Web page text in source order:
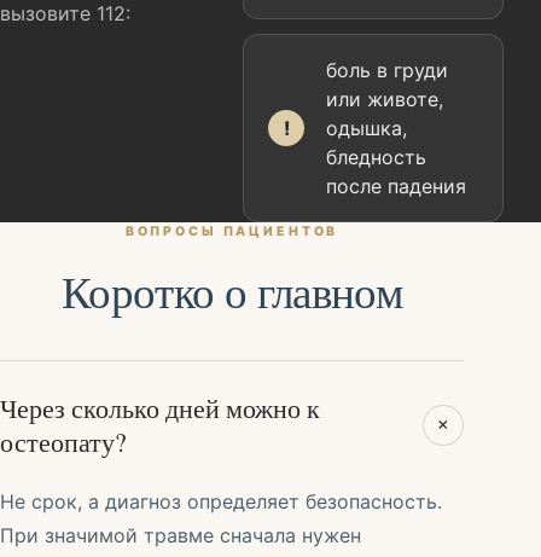
вызовите 112:
!
боль в груди
или животе,
одышка,
бледность
после падения
ВОПРОСЫ ПАЦИЕНТОВ
Коротко о главном
Через сколько дней можно к
остеопату?
+
Не срок, а диагноз определяет безопасность.
При значимой травме сначала нужен